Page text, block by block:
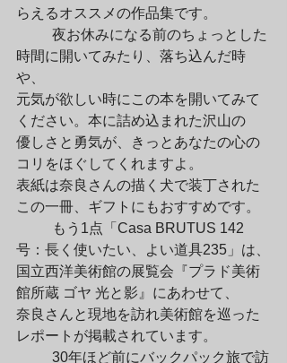
らえるオススメの作品集です。
時間に開いてみたり、落ち込んだ時
や、
元気が欲しい時にこの本を開いてみて
ください。本に詰め込まれた沢山の
優しさと勇気が、きっとあなたの心の
コリをほぐしてくれますよ。
表紙は奈良さんの描く犬で装丁された
この一冊、ギフトにもおすすめです。
号：長く使いたい、よい道具235」は、
国立西洋美術館の展覧会『プラド美術
館所蔵 ゴヤ 光と影』にあわせて、
奈良さんと現地を訪れ美術館を巡った
レポートが掲載されています。